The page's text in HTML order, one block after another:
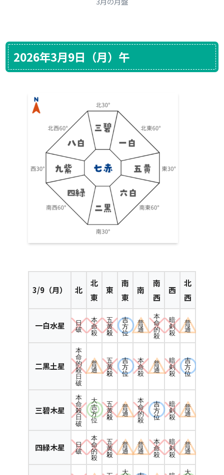
2026年3月9日（月）午
3/9（月） 北
北
東
東
南
東
南
南
西
西
北
西
一白水星
日
破
本
命
殺
五
黄
殺
吉
方
位
普
通
本
命
的
殺
暗
剣
殺
普
通
二黒土星
本
命
的
殺
日
破
普
通
五
黄
殺
吉
方
位
本
命
殺
普
通
暗
剣
殺
吉
方
位
三碧木星
本
命
殺
日
破
大
吉
方
位
五
黄
殺
普
通
本
命
的
殺
吉
方
位
暗
剣
殺
普
通
四緑木星
日
破
本
命
的
殺
五
黄
殺
普
通
普
通
本
命
殺
暗
剣
殺
普
通
大 大